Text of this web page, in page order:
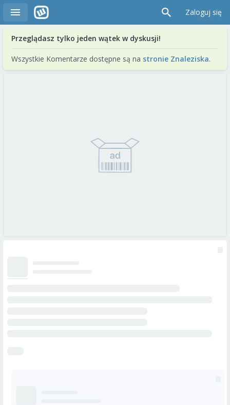
Zaloguj się
Przeglądasz tylko jeden wątek w dyskusji!
Wszystkie Komentarze dostępne są na stronie Znaleziska.